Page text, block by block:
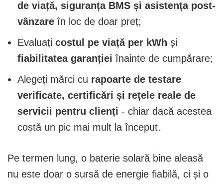
de viață, siguranța BMS și asistența post-
vânzare în loc de doar preț;
Evaluați costul pe viață per kWh și
fiabilitatea garanției înainte de cumpărare;
Alegeți mărci cu rapoarte de testare
verificate, certificări și rețele reale de
servicii pentru clienți - chiar dacă acestea
costă un pic mai mult la început.
Pe termen lung, o baterie solară bine aleasă
nu este doar o sursă de energie fiabilă, ci și o